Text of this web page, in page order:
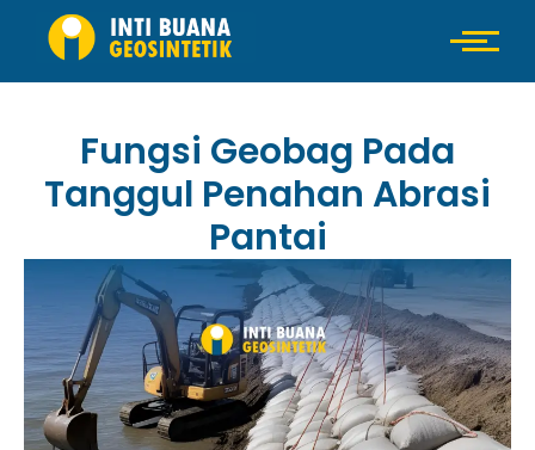
Fungsi Geobag Pada
Tanggul Penahan Abrasi
Pantai